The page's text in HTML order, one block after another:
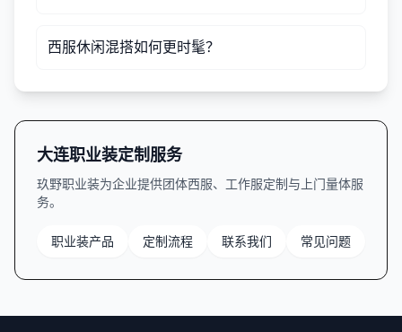
西服休闲混搭如何更时髦？
大连职业装定制服务
玖野职业装为企业提供团体西服、工作服定制与上门量体服
务。
职业装产品 定制流程 联系我们 常见问题